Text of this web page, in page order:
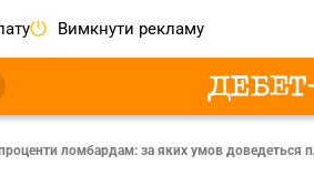
Вимкнути рекламу
ломбардам: за яких умов доведеться